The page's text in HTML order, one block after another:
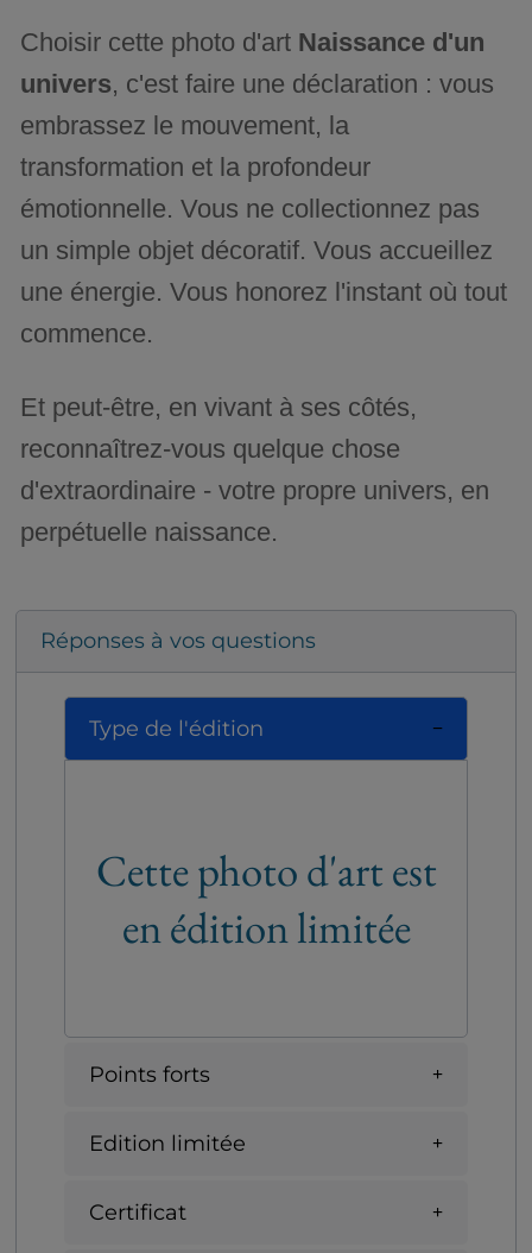
Choisir cette photo d'art Naissance d'un
univers, c'est faire une déclaration : vous
embrassez le mouvement, la
transformation et la profondeur
émotionnelle. Vous ne collectionnez pas
un simple objet décoratif. Vous accueillez
une énergie. Vous honorez l'instant où tout
commence.
Et peut-être, en vivant à ses côtés,
reconnaîtrez-vous quelque chose
d'extraordinaire - votre propre univers, en
perpétuelle naissance.
Réponses à vos questions
Type de l'édition
Cette photo d'art est
en édition limitée
Points forts
Edition limitée
Certificat